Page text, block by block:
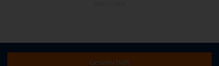
Gesellschaft